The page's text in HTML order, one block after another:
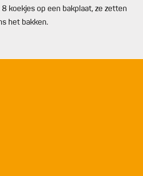
koekjes op een bakplaat, ze zetten
het bakken.